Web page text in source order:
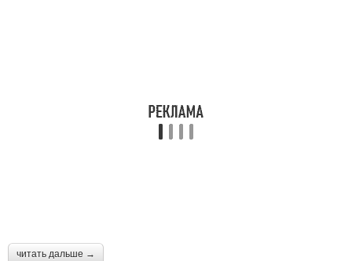
читать дальше →